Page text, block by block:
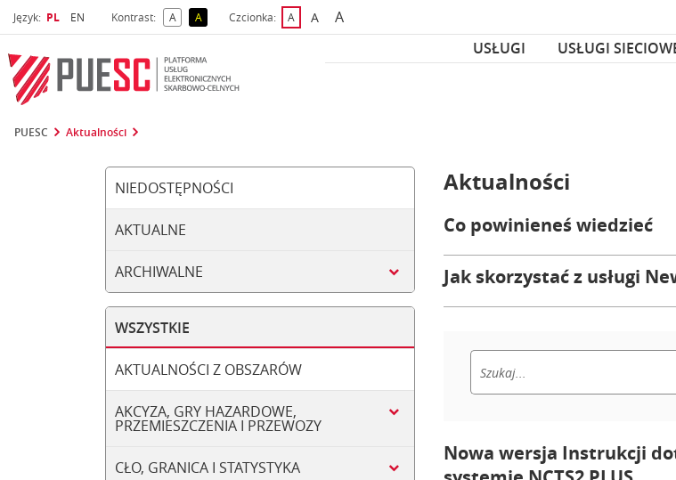
Język: Wybrany język
PL Wybierz język
EN Kontrast: Akontrast domyślny
Akontrast żółty tekst na czarnym tle
Czcionka: Adomyślna czcionka
Awiększa czcionka
Anajwiększa czcionka
USŁUGI
USŁUGI
PUESC Aktualności
NIEDOSTĘPNOŚCI
AKTUALNE
ARCHIWALNE
WSZYSTKIE
AKTUALNOŚCI Z OBSZARÓW
AKCYZA, GRY HAZARDOWE,
PRZEMIESZCZENIA I PRZEWOZY
CŁO, GRANICA I STATYSTYKA
Aktualności
Co powinieneś wiedzieć
Jak skorzystać z usługi
Nowa wersja Instrukcji